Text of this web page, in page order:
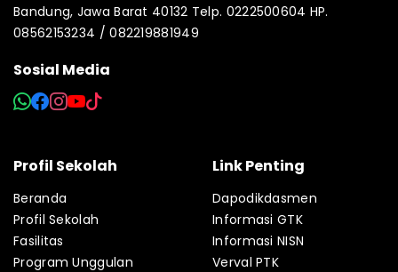
Bandung, Jawa Barat 40132 Telp. 0222500604 HP.
08562153234 / 082219881949
Sosial Media
Profil Sekolah
Beranda
Profil Sekolah
Fasilitas
Program Unggulan
Link Penting
Dapodikdasmen
Informasi GTK
Informasi NISN
Verval PTK